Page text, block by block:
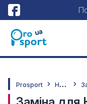
Prosport Н
овини